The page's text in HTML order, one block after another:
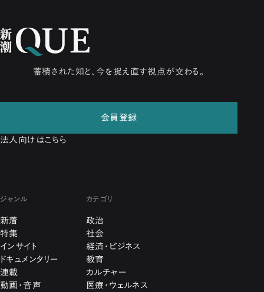
蓄積された知と、今を捉え直す視点が交わる。
会員登録
法人向けはこちら
ジャンル
新着
特集
インサイト
ドキュメンタリー
連載
動画・音声
カテゴリ
政治
社会
経済・ビジネス
教育
カルチャー
医療・ウェルネス